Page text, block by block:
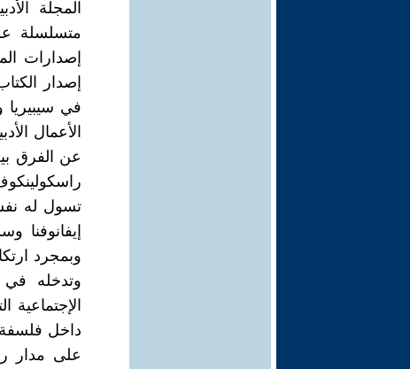
إصدارات
إصدار
في
الأعمال
عن الفرق
تسول له
إيفانوفنا
وبمجرد
وتدخله
داخل
على مدار